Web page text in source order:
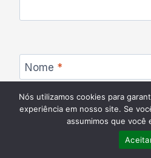
Nome *
Nós utilizamos cookies para
experiência em nosso site. Se
assumimos que você